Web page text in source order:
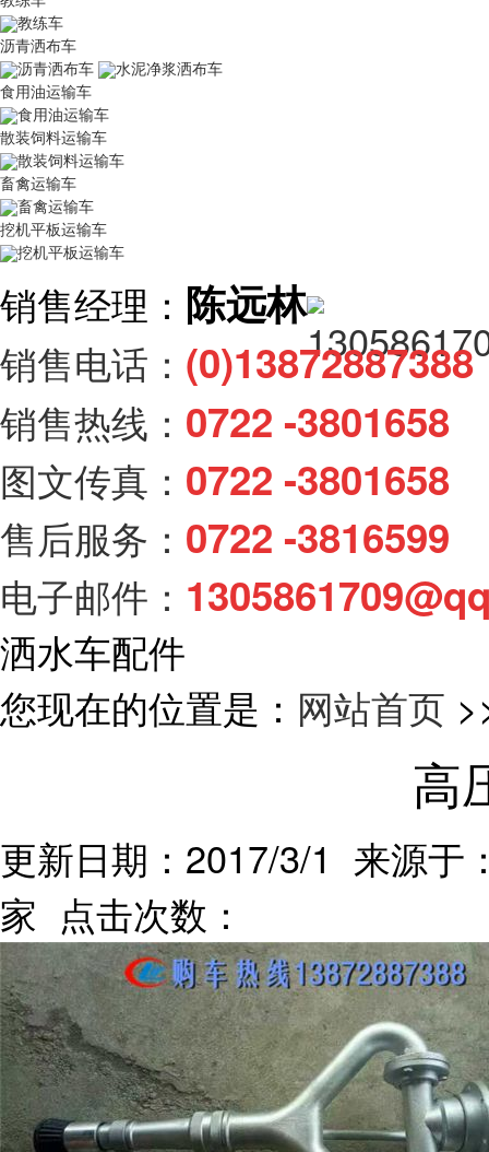
教练车
沥青洒布车
沥青洒布车
水泥净浆洒布车
食用油运输车
食用油运输车
散装饲料运输车
散装饲料运输车
畜禽运输车
畜禽运输车
挖机平板运输车
挖机平板运输车
销售经理： 陈远林
销售电话：
销售热线： 0722 -3801658
图文传真： 0722 -3801658
售后服务： 0722 -3816599
电子邮件：
洒水车配件
您现在的位置是： 网站首页
高
更新日期：2017/3/1 来源于
家 点击次数：